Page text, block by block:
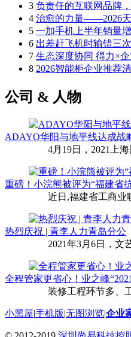
3 负责任的互联网品牌
4 治愈的力量——2026
5 一加手机上半年销量
6 出差赶飞机时输错三
7 生态深度协同 得力×
8 2026智能柜企业推荐
公司 & 人物
ADAYO华阳与地平线达成战
4月19日，2021上海
重磅！小浣熊被评为“福建省
近日,福建省工商业联
热烈庆祝 | 青李人力青岛分公
2021年3月6日，文
全程管家更省心！业之峰“2021
装修工程环节多、工
小黑屋|手机版|无图浏览|企业